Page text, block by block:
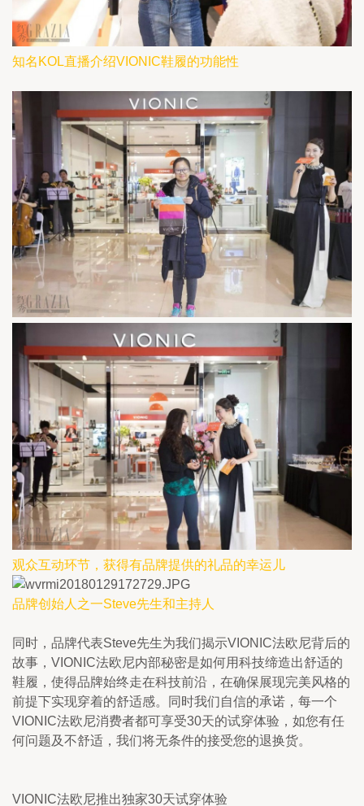
知名KOL直播介绍VIONIC鞋履的功能性
观众互动环节，获得有品牌提供的礼品的幸运儿
品牌创始人之一Steve先生和主持人
同时，品牌代表Steve先生为我们揭示VIONIC法欧尼背后的
故事，VIONIC法欧尼内部秘密是如何用科技缔造出舒适的
鞋履，使得品牌始终走在科技前沿，在确保展现完美风格的
前提下实现穿着的舒适感。同时我们自信的承诺，每一个
VIONIC法欧尼消费者都可享受30天的试穿体验，如您有任
何问题及不舒适，我们将无条件的接受您的退换货。
VIONIC法欧尼推出独家30天试穿体验